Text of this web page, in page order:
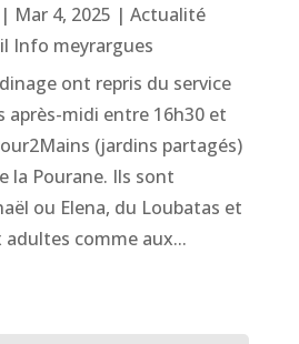
| Mar 4, 2025 | Actualité
Info meyrargues
ont repris du service
après-midi entre 16h30 et
(jardins partagés)
la Pourane. Ils sont
ou Elena, du Loubatas et
comme aux...